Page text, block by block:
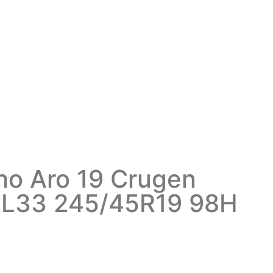
Aro 19 Crugen
245/45R19 98H